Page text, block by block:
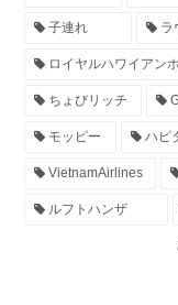
子連れ ラ
ロイヤルハワイアン
ちょびリッチ
モッピー ハピ
VietnamAirlines
ルフトハンザ